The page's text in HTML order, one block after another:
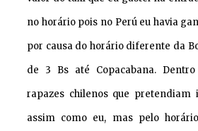
no horário pois no Perú eu havia
por causa do horário diferente da
de 3 Bs até Copacabana.
rapazes chilenos que
assim como eu, mas pelo